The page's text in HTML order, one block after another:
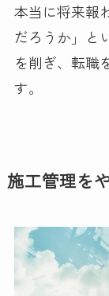
本当に将来報
だろうか」と
を削ぎ、転職
す。
施工管理を